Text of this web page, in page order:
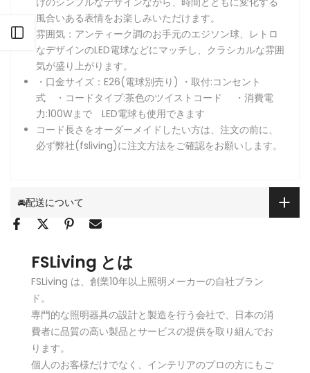
風合いある表情をお楽しみいただけます。
雰囲気：アンティーク調のお手元のエジソン球、レトロ
なデザインのLED電球などにマッチし、クラシカルな雰囲
気が盛り上がります。
・口金サイズ：E26(電球別売り) ・取付:コンセント
式 ・コードタイプ:茶色のツイストコード ・消費電
力:100Wまで LED電球も使用できます
コード長さをオーダーメイドしたい方は、注文の前に、
必ず弊社(fsliving)に注文方法をご確認をお願いします。
🚘配送について
FSLiving とは
FSLiving は、創業10年以上照明メーカーの自社ブラン
ド。
専門的な照明器具の設計と製造を行う会社で、日本の消
費者に品質の高い製品とサービスの提供を取り組んでお
ります。
個人のお客様だけでなく、インテリアのプロの方にもご
サイドバーを開く